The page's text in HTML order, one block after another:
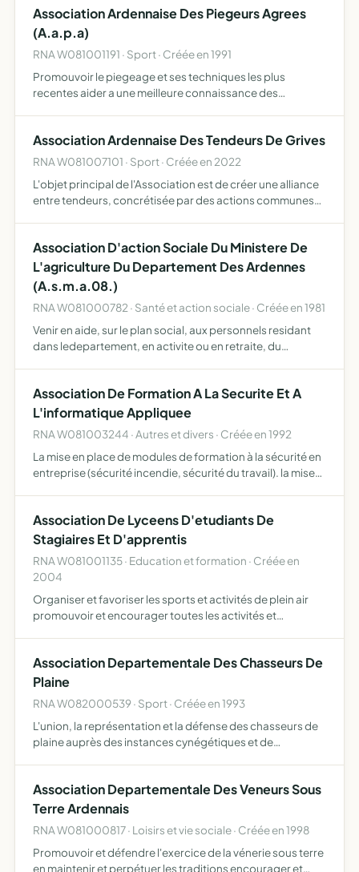
Association Ardennaise Des Piegeurs Agrees
(A.a.p.a)
RNA W081001191 · Sport · Créée en 1991
Promouvoir le piegeage et ses techniques les plus
recentes aider a une meilleure connaissance des
Association Ardennaise Des Tendeurs De Grives
RNA W081007101 · Sport · Créée en 2022
L'objet principal de l'Association est de créer une alliance
entre tendeurs, concrétisée par des actions communes
Association D'action Sociale Du Ministere De
L'agriculture Du Departement Des Ardennes
(A.s.m.a.08.)
RNA W081000782 · Santé et action sociale · Créée en 1981
Venir en aide, sur le plan social, aux personnels residant
dans ledepartement, en activite ou en retraite, du
Association De Formation A La Securite Et A
L'informatique Appliquee
RNA W081003244 · Autres et divers · Créée en 1992
La mise en place de modules de formation à la sécurité en
entreprise (sécurité incendie, sécurité du travail). la mise
Association De Lyceens D'etudiants De
Stagiaires Et D'apprentis
RNA W081001135 · Education et formation · Créée en
2004
Organiser et favoriser les sports et activités de plein air
promouvoir et encourager toutes les activités et
d'ex…
Association Departementale Des Chasseurs De
Plaine
RNA W082000539 · Sport · Créée en 1993
L'union, la représentation et la défense des chasseurs de
plaine auprès des instances cynégétiques et de
con…
Association Departementale Des Veneurs Sous
Terre Ardennais
RNA W081000817 · Loisirs et vie sociale · Créée en 1998
Promouvoir et défendre l'exercice de la vénerie sous terre
en maintenir et perpétuer les traditions encourager et